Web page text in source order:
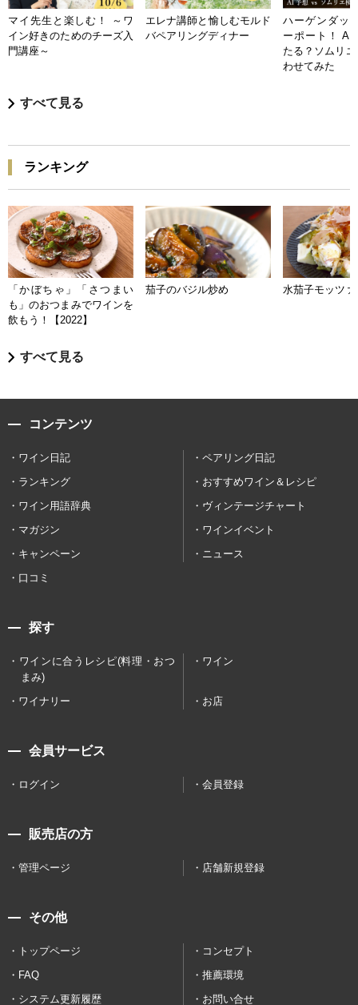
マイ先生と楽しむ！ ～ワ
イン好きのためのチーズ入
門講座～
エレナ講師と愉しむモルド
バペアリングディナー
ハーゲンダッ
ーポート！ AI
たる？ソムリ
わせてみた
すべて見る
ランキング
「かぼちゃ」「さつまい
も」のおつまみでワインを
飲もう！【2022】
茄子のバジル炒め 水茄子モッツァ
すべて見る
コンテンツ
ワイン日記
ペアリング日記
ランキング
おすすめワイン＆レシピ
ワイン用語辞典
ヴィンテージチャート
マガジン
ワインイベント
キャンペーン
ニュース
口コミ
探す
ワインに合うレシピ(料理・おつ
まみ)
ワイン
ワイナリー お店
会員サービス
ログイン 会員登録
販売店の方
管理ページ 店舗新規登録
その他
トップページ
コンセプト
FAQ
推薦環境
システム更新履歴
お問い合せ